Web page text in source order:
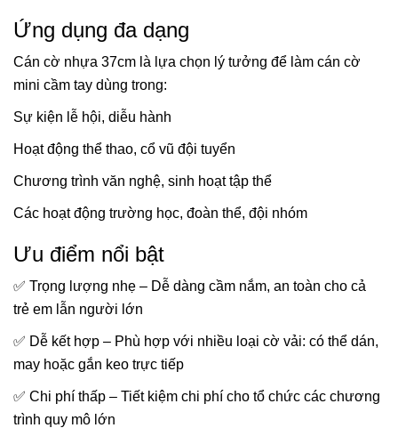
Ứng dụng đa dạng
Cán cờ nhựa 37cm là lựa chọn lý tưởng để làm cán cờ
mini cầm tay dùng trong:
Sự kiện lễ hội, diễu hành
Hoạt động thể thao, cổ vũ đội tuyển
Chương trình văn nghệ, sinh hoạt tập thể
Các hoạt động trường học, đoàn thể, đội nhóm
Ưu điểm nổi bật
✅ Trọng lượng nhẹ – Dễ dàng cầm nắm, an toàn cho cả
trẻ em lẫn người lớn
✅ Dễ kết hợp – Phù hợp với nhiều loại cờ vải: có thể dán,
may hoặc gắn keo trực tiếp
✅ Chi phí thấp – Tiết kiệm chi phí cho tổ chức các chương
trình quy mô lớn